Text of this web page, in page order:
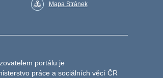
Mapa Stránek
portálu je
práce a sociálních věcí ČR